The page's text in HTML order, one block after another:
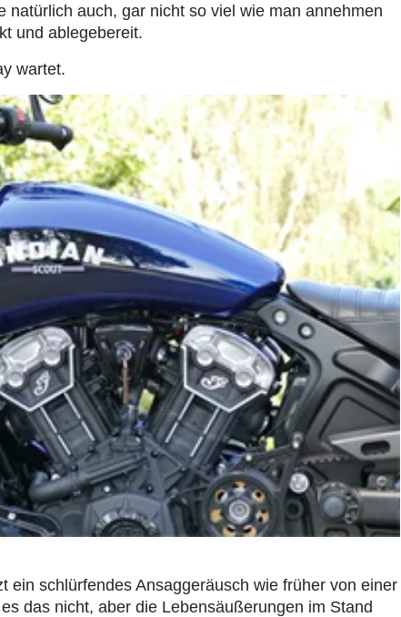
natürlich auch, gar nicht so viel wie man annehmen
und ablegebereit.
wartet.
ein schlürfendes Ansaggeräusch wie früher von einer
das nicht, aber die Lebensäußerungen im Stand